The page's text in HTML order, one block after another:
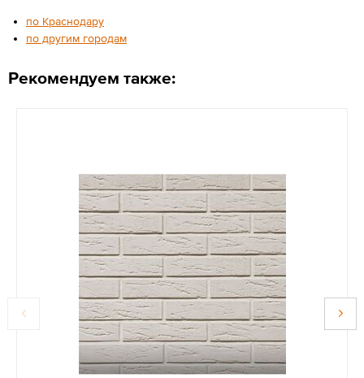
по Краснодару
по другим городам
Рекомендуем также: